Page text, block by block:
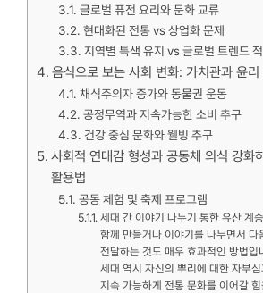
글로벌 퓨전 요리와 문화 교류
현대화된 전통 vs 상업화 문제
지역별 특색 유지 vs 글로벌 트렌드
음식으로 보는 사회 변화: 가치관과 윤
채식주의자 증가와 동물권 운동
공정무역과 지속가능한 소비 추구
건강 중심 문화와 웰빙 추구
사회적 연대감 형성과 공동체 의식 강화
활용법
공동 체험 및 축제 프로그램
세대 간 이야기 나누기 통한 유산 계
함께 만들거나 이야기를 나누면서 다
전달하는 것도 매우 효과적인 방법입
세대 역시 자신의 뿌리에 대한 자부
지속 가능하게 전통 문화를 이어갈